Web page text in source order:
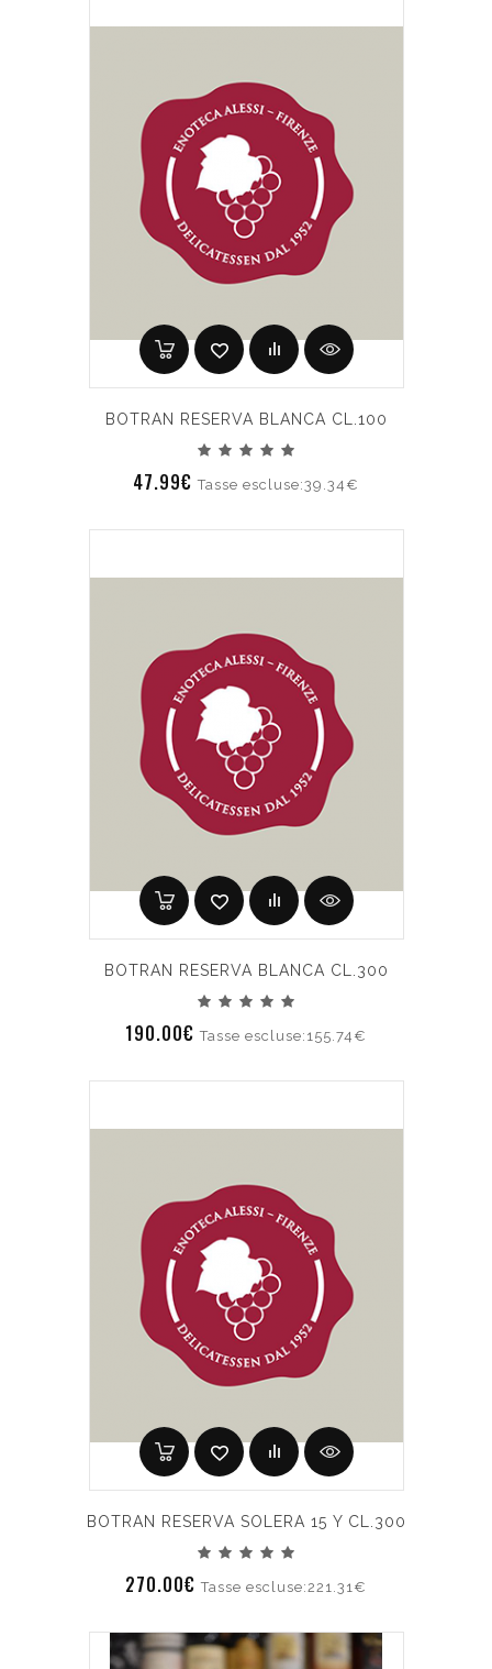
BOTRAN RESERVA BLANCA CL.100
47.99€Tasse escluse:39.34€
BOTRAN RESERVA BLANCA CL.300
190.00€Tasse escluse:155.74€
BOTRAN RESERVA SOLERA 15 Y CL.300
270.00€Tasse escluse:221.31€